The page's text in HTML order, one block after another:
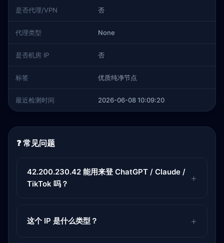
是否代理/VPN 否
代理类型 None
是否机房 IP 否
标签 优质纯净节点
最近检测时间 2026-06-08 10:09:20
❓ 常见问题
42.200.230.42 能用来登 ChatGPT / Claude /
TikTok 吗？
这个 IP 是什么类型？